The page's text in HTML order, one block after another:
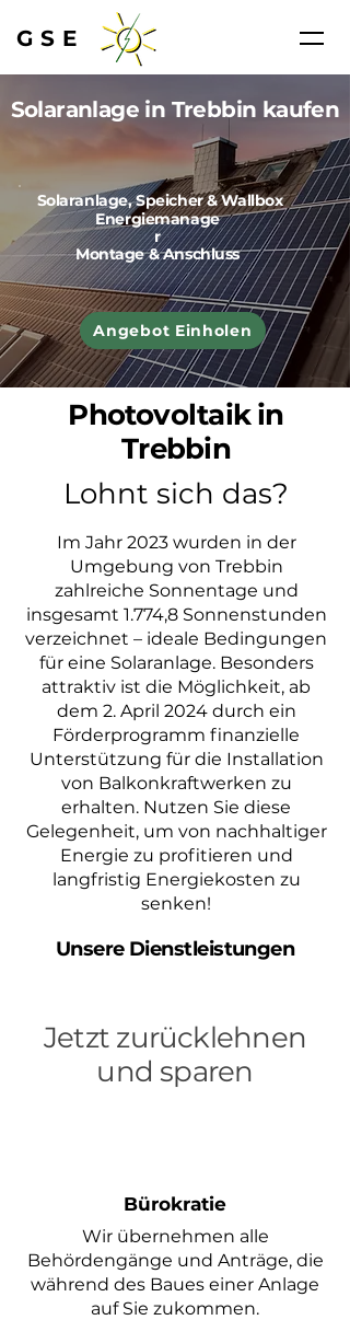
GSE
Solaranlage in Trebbin kaufen
Solaranlage, Speicher & Wallbox
Energiemanage
r
Montage & Anschluss
Angebot Einholen
Photovoltaik in
Trebbin
Lohnt sich das?
Im Jahr 2023 wurden in der
Umgebung von Trebbin
zahlreiche Sonnentage und
insgesamt 1.774,8 Sonnenstunden
verzeichnet – ideale Bedingungen
für eine Solaranlage. Besonders
attraktiv ist die Möglichkeit, ab
dem 2. April 2024 durch ein
Förderprogramm finanzielle
Unterstützung für die Installation
von Balkonkraftwerken zu
erhalten. Nutzen Sie diese
Gelegenheit, um von nachhaltiger
Energie zu profitieren und
langfristig Energiekosten zu
senken!
Unsere Dienstleistungen
Jetzt zurücklehnen
und sparen
Bürokratie
Wir übernehmen alle
Behördengänge und Anträge, die
während des Baues einer Anlage
auf Sie zukommen.